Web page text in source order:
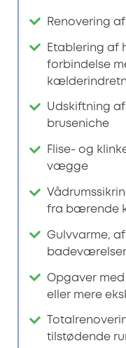
Renovering
Etablering af
forbindelse
Udskiftning
bruseniche
Flise- og
vægge
fra bærende
Gulvvarme,
badeværelser
Opgaver
eller mere
tilstødende